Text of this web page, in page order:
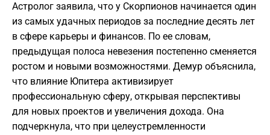
Астролог заявила, что у Скорпионов начинается один
из самых удачных периодов за последние десять лет
в сфере карьеры и финансов. По ее словам,
предыдущая полоса невезения постепенно сменяется
ростом и новыми возможностями. Демур объяснила,
что влияние Юпитера активизирует
профессиональную сферу, открывая перспективы
для новых проектов и увеличения дохода. Она
подчеркнула, что при целеустремленности